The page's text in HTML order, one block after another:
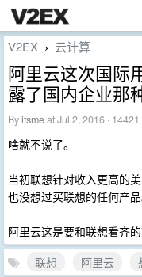
V2EX › 云计算
阿里云这次国际
露了国内企业那
Byitsmeat Jul 2, 2016 ·
啥就不说了。
当初联想针对收入更高的
也没想过买联想的任何产品
阿里云这是要和联想看齐的
联想
阿里云